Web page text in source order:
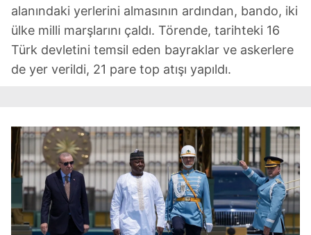
alanındaki yerlerini almasının ardından, bando, iki
ülke milli marşlarını çaldı. Törende, tarihteki 16
Türk devletini temsil eden bayraklar ve askerlere
de yer verildi, 21 pare top atışı yapıldı.